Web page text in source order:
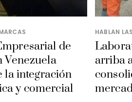
de
Venezuela
la integración
y comercial
HABLAN
arriba